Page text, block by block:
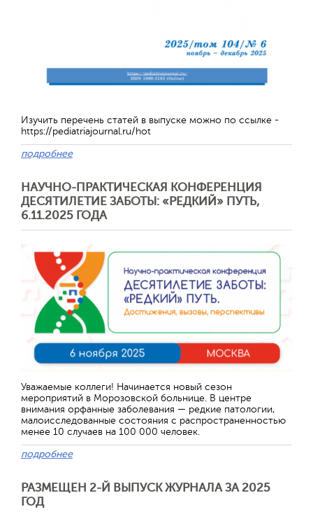
Изучить перечень статей в выпуске можно по ссылке -
https://pediatriajournal.ru/hot
подробнее
НАУЧНО-ПРАКТИЧЕСКАЯ КОНФЕРЕНЦИЯ
ДЕСЯТИЛЕТИЕ ЗАБОТЫ: «РЕДКИЙ» ПУТЬ,
6.11.2025 ГОДА
Уважаемые коллеги! Начинается новый сезон
мероприятий в Морозовской больнице. В центре
внимания орфанные заболевания — редкие патологии,
малоисследованные состояния с распространенностью
менее 10 случаев на 100 000 человек.
подробнее
РАЗМЕЩЕН 2-Й ВЫПУСК ЖУРНАЛА ЗА 2025
ГОД